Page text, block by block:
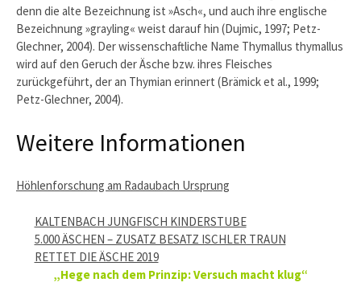
denn die alte Bezeichnung ist »Asch«, und auch ihre englische
Bezeichnung »grayling« weist darauf hin (Dujmic, 1997; Petz-
Glechner, 2004). Der wissenschaftliche Name Thymallus thymallus
wird auf den Geruch der Äsche bzw. ihres Fleisches
zurückgeführt, der an Thymian erinnert (Brämick et al., 1999;
Petz-Glechner, 2004).
Weitere Informationen
Höhlenforschung am Radaubach Ursprung
KALTENBACH JUNGFISCH KINDERSTUBE
5.000 ÄSCHEN – ZUSATZ BESATZ ISCHLER TRAUN
RETTET DIE ÄSCHE 2019
„Hege nach dem Prinzip: Versuch macht klug“